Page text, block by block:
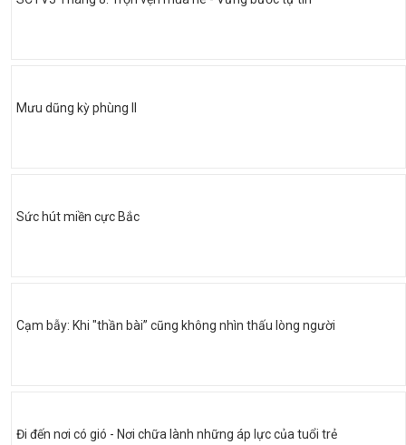
Mưu dũng kỳ phùng II
Sức hút miền cực Bắc
Cạm bẫy: Khi "thần bài” cũng không nhìn thấu lòng người
Đi đến nơi có gió - Nơi chữa lành những áp lực của tuổi trẻ